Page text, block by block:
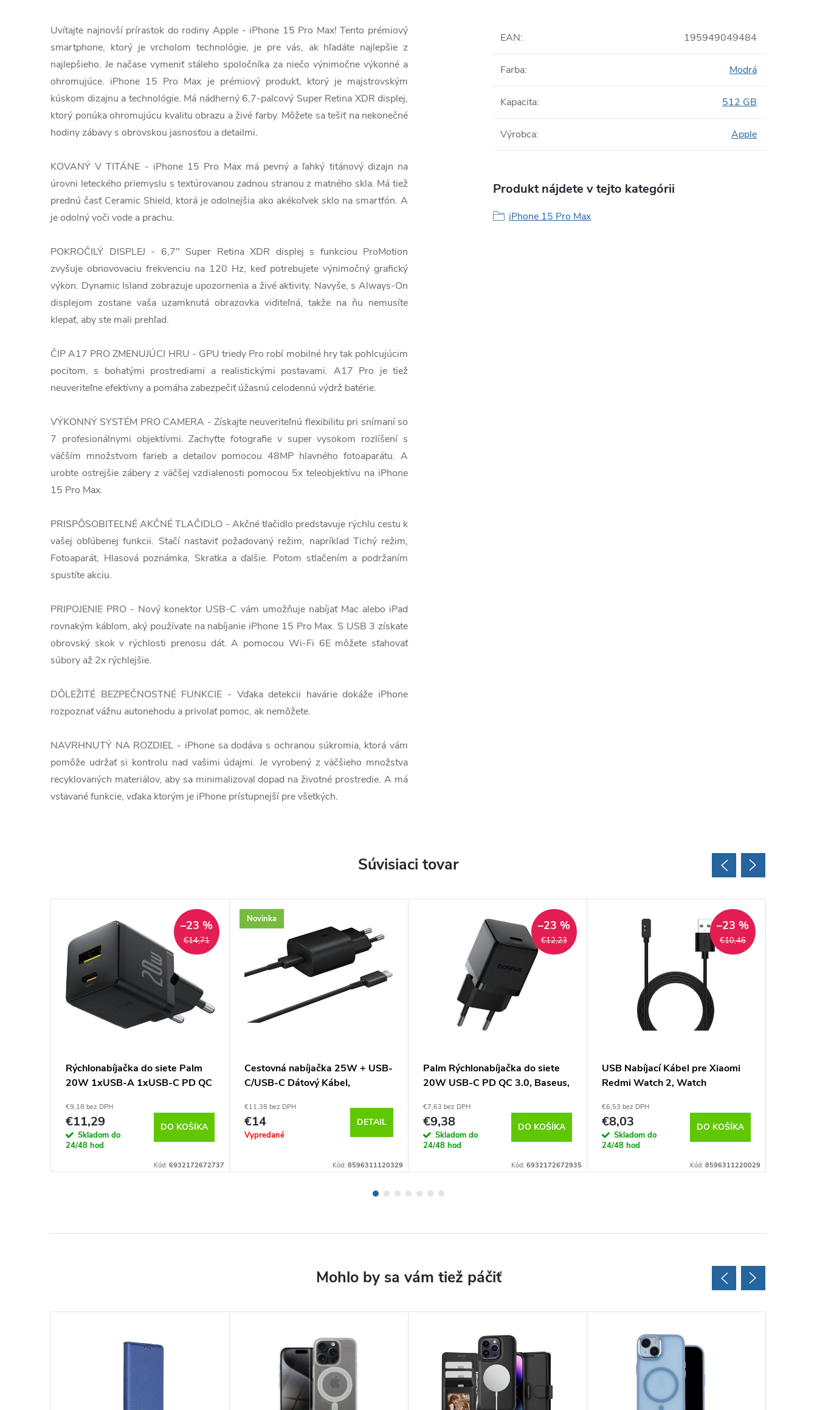
Uvítajte najnovší prírastok do rodiny Apple - iPhone 15 Pro Max! Tento prémiový
smartphone, ktorý je vrcholom technológie, je pre vás, ak hľadáte najlepšie z
najlepšieho. Je načase vymeniť stáleho spoločníka za niečo výnimočne výkonné a
ohromujúce. iPhone 15 Pro Max je prémiový produkt, ktorý je majstrovským
kúskom dizajnu a technológie. Má nádherný 6,7-palcový Super Retina XDR displej,
ktorý ponúka ohromujúcu kvalitu obrazu a živé farby. Môžete sa tešiť na nekonečné
hodiny zábavy s obrovskou jasnosťou a detailmi.
KOVANÝ V TITÁNE - iPhone 15 Pro Max má pevný a ľahký titánový dizajn na
úrovni leteckého priemyslu s textúrovanou zadnou stranou z matného skla. Má tiež
prednú časť Ceramic Shield, ktorá je odolnejšia ako akékoľvek sklo na smartfón. A
je odolný voči vode a prachu.
POKROČILÝ DISPLEJ - 6,7" Super Retina XDR displej s funkciou ProMotion
zvyšuje obnovovaciu frekvenciu na 120 Hz, keď potrebujete výnimočný grafický
výkon. Dynamic Island zobrazuje upozornenia a živé aktivity. Navyše, s Always-On
displejom zostane vaša uzamknutá obrazovka viditeľná, takže na ňu nemusíte
klepať, aby ste mali prehľad.
ČIP A17 PRO ZMENUJÚCI HRU - GPU triedy Pro robí mobilné hry tak pohlcujúcim
pocitom, s bohatými prostrediami a realistickými postavami. A17 Pro je tiež
neuveriteľne efektívny a pomáha zabezpečiť úžasnú celodennú výdrž batérie.
VÝKONNÝ SYSTÉM PRO CAMERA - Získajte neuveriteľnú flexibilitu pri snímaní so
7 profesionálnymi objektívmi. Zachyťte fotografie v super vysokom rozlíšení s
väčším množstvom farieb a detailov pomocou 48MP hlavného fotoaparátu. A
urobte ostrejšie zábery z väčšej vzdialenosti pomocou 5x teleobjektívu na iPhone
15 Pro Max.
PRISPÔSOBITEĽNÉ AKČNÉ TLAČIDLO - Akčné tlačidlo predstavuje rýchlu cestu k
vašej obľúbenej funkcii. Stačí nastaviť požadovaný režim, napríklad Tichý režim,
Fotoaparát, Hlasová poznámka, Skratka a ďalšie. Potom stlačením a podržaním
spustíte akciu.
PRIPOJENIE PRO - Nový konektor USB-C vám umožňuje nabíjať Mac alebo iPad
rovnakým káblom, aký používate na nabíjanie iPhone 15 Pro Max. S USB 3 získate
obrovský skok v rýchlosti prenosu dát. A pomocou Wi-Fi 6E môžete sťahovať
súbory až 2x rýchlejšie.
DÔLEŽITÉ BEZPEČNOSTNÉ FUNKCIE - Vďaka detekcii havárie dokáže iPhone
rozpoznať vážnu autonehodu a privolať pomoc, ak nemôžete.
NAVRHNUTÝ NA ROZDIEĽ - iPhone sa dodáva s ochranou súkromia, ktorá vám
pomôže udržať si kontrolu nad vašimi údajmi. Je vyrobený z väčšieho množstva
recyklovaných materiálov, aby sa minimalizoval dopad na životné prostredie. A má
vstavané funkcie, vďaka ktorým je iPhone prístupnejší pre všetkých.
EAN: 195949049484
Farba: Modrá
Kapacita: 512 GB
Výrobca: Apple
Produkt nájdete v tejto kategórii
iPhone 15 Pro Max
Súvisiaci tovar
€14,71
–23 %
Rýchlonabíjačka do siete Palm
20W 1xUSB-A 1xUSB-C PD QC
€9,18 bez DPH
€11,29
Skladom do
24/48 hod
DO KOŠÍKA
Kód: 6932172672737
Novinka
Cestovná nabíjačka 25W + USB-
C/USB-C Dátový Kábel,
€11,38 bez DPH
€14
Vypredané
DETAIL
Kód: 8596311120329
€12,23
–23 %
Palm Rýchlonabíjačka do siete
20W USB-C PD QC 3.0, Baseus,
€7,63 bez DPH
€9,38
Skladom do
24/48 hod
DO KOŠÍKA
Kód: 6932172672935
€10,46
–23 %
USB Nabíjací Kábel pre Xiaomi
Redmi Watch 2, Watch
Tactical, Čierny
€6,53 bez DPH
€8,03
Skladom do
24/48 hod
DO KOŠÍKA
Kód: 8596311220029